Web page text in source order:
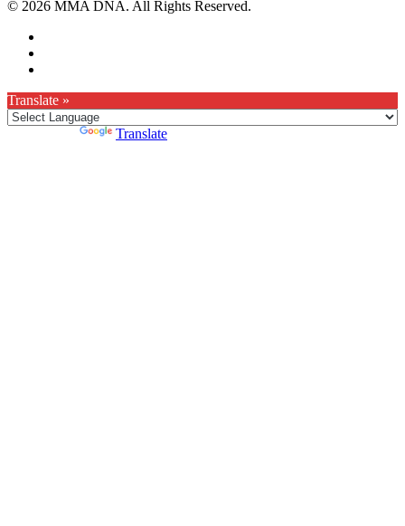
© 2026 MMA DNA. All Rights Reserved.
Translate »
Translate